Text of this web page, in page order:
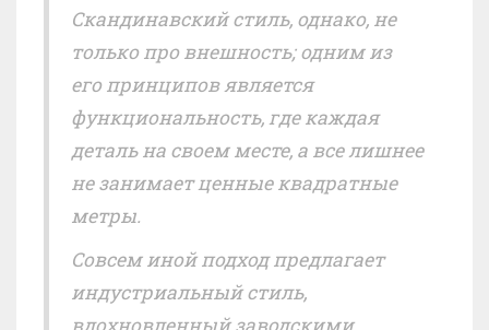
Скандинавский стиль, однако, не
только про внешность; одним из
его принципов является
функциональность, где каждая
деталь на своем месте, а все лишнее
не занимает ценные квадратные
метры.
Совсем иной подход предлагает
индустриальный стиль,
вдохновленный заводскими